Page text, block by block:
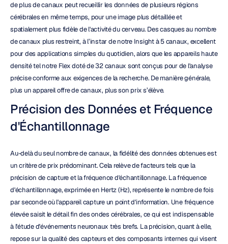
de plus de canaux peut recueillir les données de plusieurs régions
cérébrales en même temps, pour une image plus détaillée et
spatialement plus fidèle de l'activité du cerveau. Des casques au nombre
de canaux plus restreint, à l’instar de notre Insight à 5 canaux, excellent
pour des applications simples du quotidien, alors que les appareils haute
densité tel notre Flex doté de 32 canaux sont conçus pour de l'analyse
précise conforme aux exigences de la recherche. De manière générale,
plus un appareil offre de canaux, plus son prix s’élève.
Précision des Données et Fréquence
d'Échantillonnage
Au-delà du seul nombre de canaux, la fidélité des données obtenues est
un critère de prix prédominant. Cela relève de facteurs tels que la
précision de capture et la fréquence d'échantillonnage. La fréquence
d'échantillonnage, exprimée en Hertz (Hz), représente le nombre de fois
par seconde où l'appareil capture un point d'information. Une fréquence
élevée saisit le détail fin des ondes cérébrales, ce qui est indispensable
à l'étude d'événements neuronaux très brefs. La précision, quant à elle,
repose sur la qualité des capteurs et des composants internes qui visent